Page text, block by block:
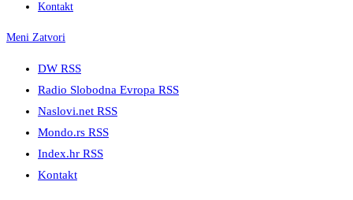
Kontakt
Meni Zatvori
DW RSS
Radio Slobodna Evropa RSS
Naslovi.net RSS
Mondo.rs RSS
Index.hr RSS
Kontakt